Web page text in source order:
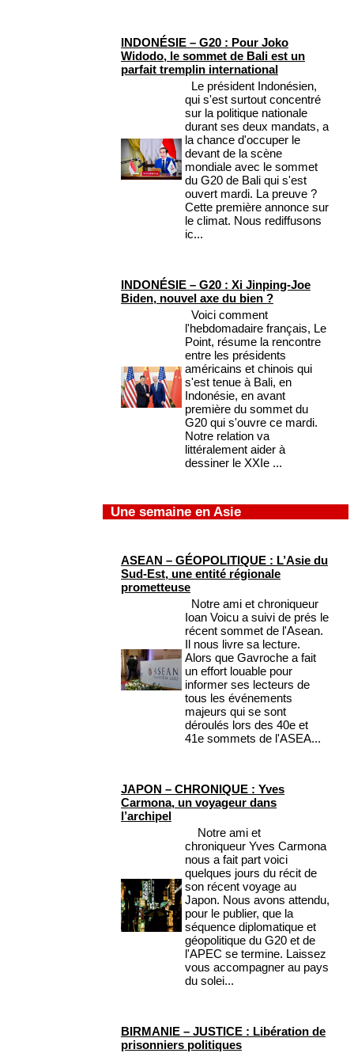
INDONÉSIE – G20 : Pour Joko
Widodo, le sommet de Bali est un
parfait tremplin international
Le président Indonésien,
qui s'est surtout concentré
sur la politique nationale
durant ses deux mandats, a
la chance d'occuper le
devant de la scène
mondiale avec le sommet
du G20 de Bali qui s'est
ouvert mardi. La preuve ?
Cette première annonce sur
le climat. Nous rediffusons
ic...
INDONÉSIE – G20 : Xi Jinping-Joe
Biden, nouvel axe du bien ?
Voici comment
l'hebdomadaire français, Le
Point, résume la rencontre
entre les présidents
américains et chinois qui
s'est tenue à Bali, en
Indonésie, en avant
première du sommet du
G20 qui s'ouvre ce mardi.
Notre relation va
littéralement aider à
dessiner le XXIe ...
Une semaine en Asie
ASEAN – GÉOPOLITIQUE : L’Asie du
Sud-Est, une entité régionale
prometteuse
Notre ami et chroniqueur
Ioan Voicu a suivi de prés le
récent sommet de l'Asean.
Il nous livre sa lecture.
Alors que Gavroche a fait
un effort louable pour
informer ses lecteurs de
tous les événements
majeurs qui se sont
déroulés lors des 40e et
41e sommets de l'ASEA...
JAPON – CHRONIQUE : Yves
Carmona, un voyageur dans
l’archipel
Notre ami et
chroniqueur Yves Carmona
nous a fait part voici
quelques jours du récit de
son récent voyage au
Japon. Nous avons attendu,
pour le publier, que la
séquence diplomatique et
géopolitique du G20 et de
l'APEC se termine. Laissez
vous accompagner au pays
du solei...
BIRMANIE – JUSTICE : Libération de
prisonniers politiques